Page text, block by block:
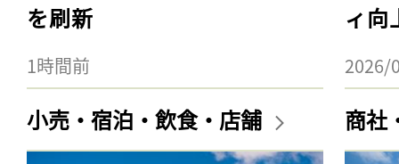
を刷新
1時間前
ィ向
2026/
小売・宿泊・飲食・店舗 商社